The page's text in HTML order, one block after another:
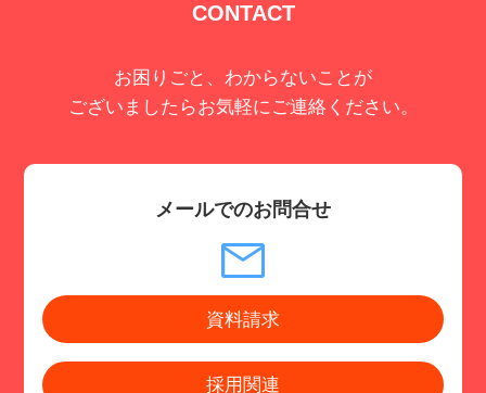
CONTACT
お困りごと、わからないことが
ございましたらお気軽にご連絡ください。
メールでのお問合せ
資料請求
採用関連